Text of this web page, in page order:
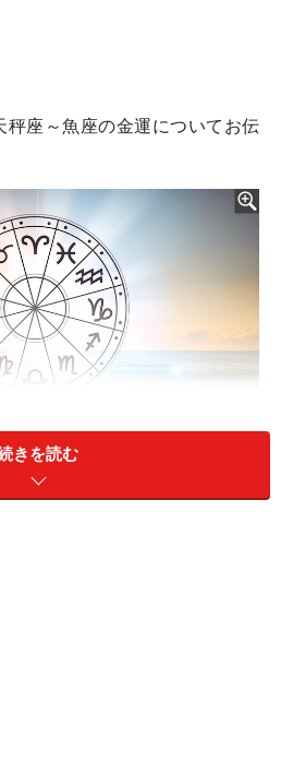
秤座～魚座の金運についてお伝
きを読む